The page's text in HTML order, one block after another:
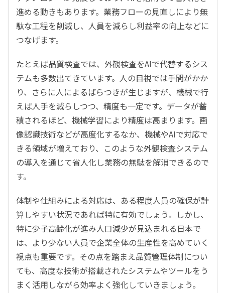
進める動きもあります。業務フローの見直しにより無
駄な工程を削減し、人員を減らし利益率の向上などに
つなげます。
たとえば品質検査では、外観検査をAIで代替するシス
テムも多数出てきています。人の目視では手間がかか
り、さらに人によるばらつきが生じますが、機械で行
えば人手を減らしつつ、精度も一定です。データが蓄
積されるほど、機械学習により精度は高まります。画
像認識技術などが高度化するなか、機械やAIで対応で
きる領域が増えており、このような外観検査システム
の導入を通じて省人化し業務の無駄を解消できるので
す。
体制や仕組みによる対応は、ある程度人員の確保が計
算しやすい状況であれば特に有効でしょう。しかし、
特に少子高齢化が進み人口減少が見込まれる日本で
は、より少ない人員で企業全体の生産性を高めていく
視点も重要です。その点を踏まえ品質管理体制につい
ても、高度な技術が搭載されたシステムやツールをう
まく活用しながら効率よく強化していきましょう。